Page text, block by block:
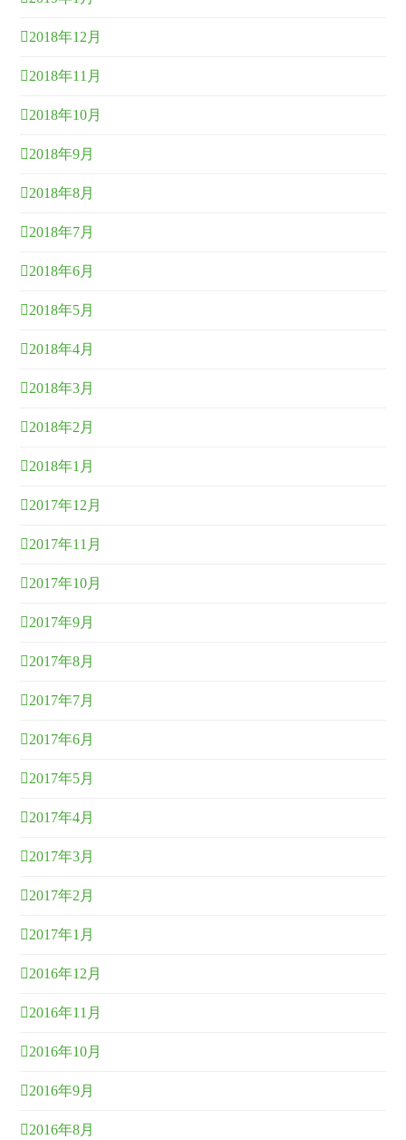
2018年12月
2018年11月
2018年10月
2018年9月
2018年8月
2018年7月
2018年6月
2018年5月
2018年4月
2018年3月
2018年2月
2018年1月
2017年12月
2017年11月
2017年10月
2017年9月
2017年8月
2017年7月
2017年6月
2017年5月
2017年4月
2017年3月
2017年2月
2017年1月
2016年12月
2016年11月
2016年10月
2016年9月
2016年8月